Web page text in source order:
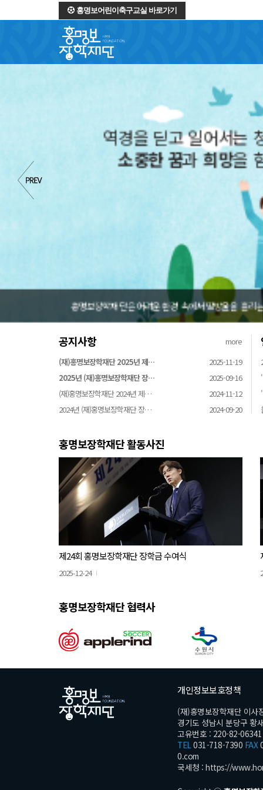
홍명보어린이축구교실 바로가기
역경을 딛고 일어서는
소중한 꿈과희망을
홍명보장학재단은 어려운 환경 속에서 땀방울을 흘리
공지사항
more
(재)홍명보장학재단 2025년 제…
2025-11-19
2025년 (재)홍명보장학재단 장…
2025-09-16
(재)홍명보장학재단 2024년 제…
2024-11-12
2024년 (재)홍명보장학재단 장…
2024-09-20
홍명보장학재단 활동사진
제24회 홍명보장학재단 장학금 수여식
2025-12-24
홍명보장학재단 협력사
개인정보보호정책
(재)홍명보장학재단 이사
경기도 성남시 분당구 황
고유번호 : 220-82-06341
TEL031-718-7390 FAX
0.com
국세청 : https://